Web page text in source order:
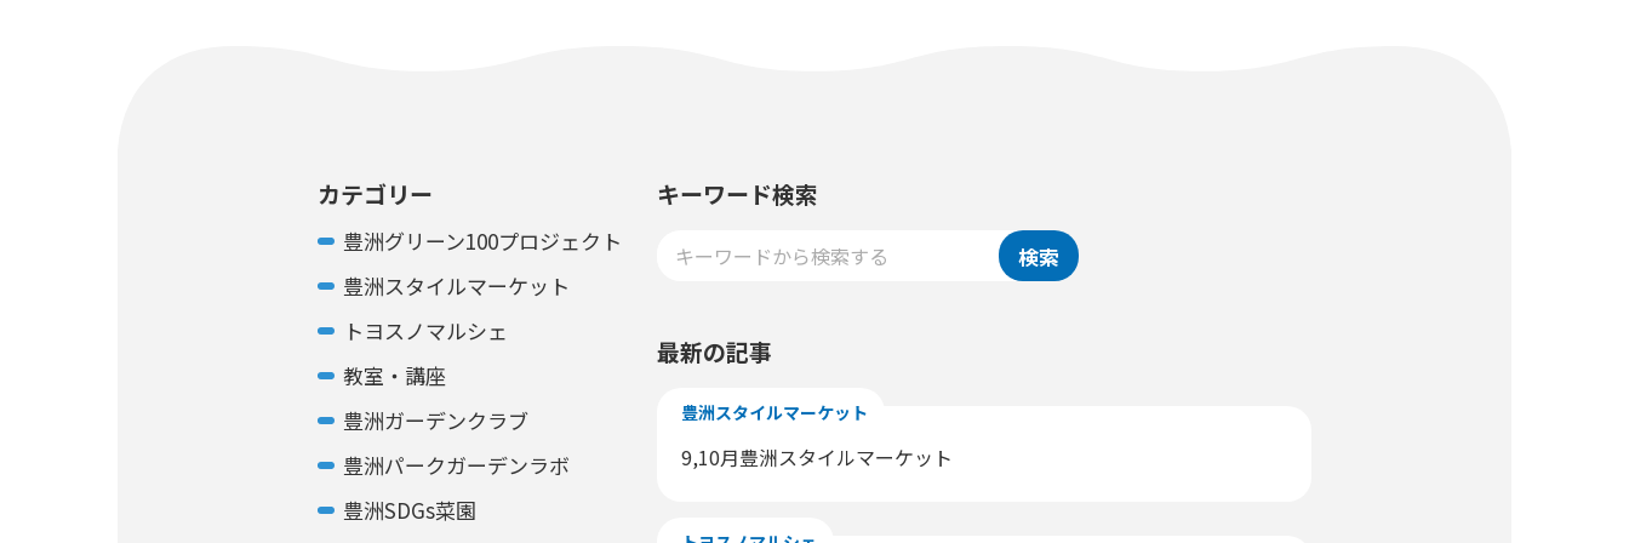
カテゴリー
豊洲グリーン100プロジェクト
豊洲スタイルマーケット
トヨスノマルシェ
教室・講座
豊洲ガーデンクラブ
豊洲パークガーデンラボ
豊洲SDGs菜園
キーワード検索
検索
最新の記事
豊洲スタイルマーケット
9,10月豊洲スタイルマーケット